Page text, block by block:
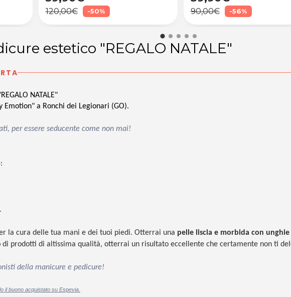
120,00€ -50% 90,00€ -56%
estetico "REGALO NATALE"
NATALE"
Emotion" a Ronchi dei Legionari (GO).
per essere seducente come non mai!
:
la cura delle tua mani e dei tuoi piedi. Otterrai una pelle liscia e morbida con unghie
di prodotti di altissima qualità, otterrai un risultato eccellente che certamente non ti
della manicure e pedicure!
il buono acquistato su Espevia.